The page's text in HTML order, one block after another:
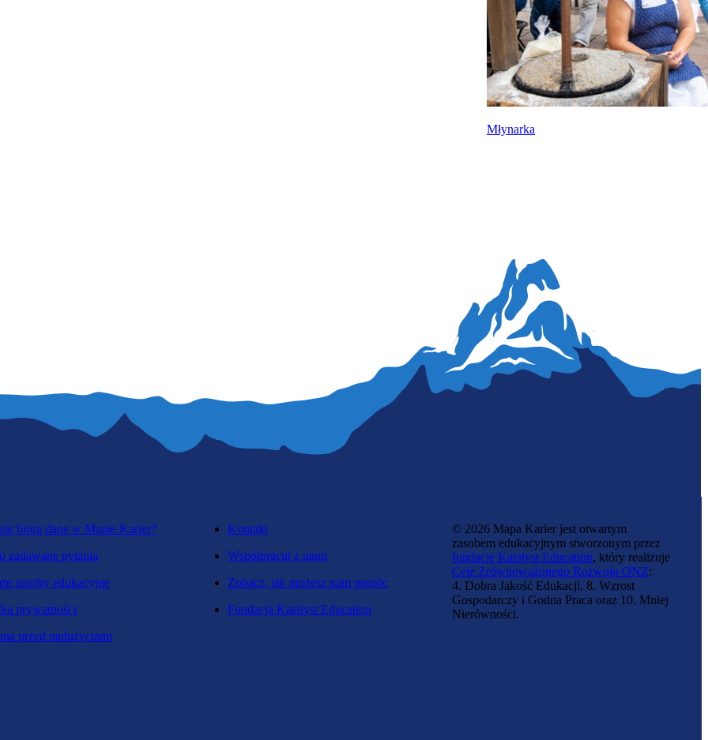
Młynarka
biorą dane w Mapie Karier?
zadawane pytania
zasoby edukacyjne
prywatności
przed nadużyciami
Kontakt
Współpracuj z nami
Zobacz, jak możesz nam pomóc
Fundacja Katalyst Education
© 2026 Mapa Karier jest otwartym
zasobem edukacyjnym stworzonym przez
fundację Katalyst Education, który realizuje
Cele Zrównoważonego Rozwoju ONZ:
4. Dobra Jakość Edukacji, 8. Wzrost
Gospodarczy i Godna Praca oraz 10. Mniej
Nierówności.